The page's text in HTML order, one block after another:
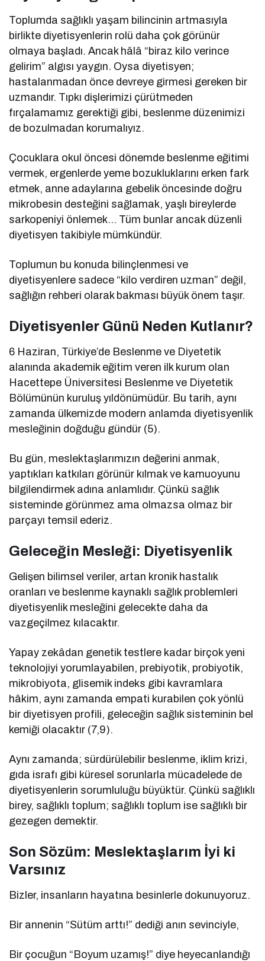
Toplumda sağlıklı yaşam bilincinin artmasıyla
birlikte diyetisyenlerin rolü daha çok görünür
olmaya başladı. Ancak hâlâ “biraz kilo verince
gelirim” algısı yaygın. Oysa diyetisyen;
hastalanmadan önce devreye girmesi gereken bir
uzmandır. Tıpkı dişlerimizi çürütmeden
fırçalamamız gerektiği gibi, beslenme düzenimizi
de bozulmadan korumalıyız.
Çocuklara okul öncesi dönemde beslenme eğitimi
vermek, ergenlerde yeme bozukluklarını erken fark
etmek, anne adaylarına gebelik öncesinde doğru
mikrobesin desteğini sağlamak, yaşlı bireylerde
sarkopeniyi önlemek… Tüm bunlar ancak düzenli
diyetisyen takibiyle mümkündür.
Toplumun bu konuda bilinçlenmesi ve
diyetisyenlere sadece “kilo verdiren uzman” değil,
sağlığın rehberi olarak bakması büyük önem taşır.
Diyetisyenler Günü Neden Kutlanır?
6 Haziran, Türkiye’de Beslenme ve Diyetetik
alanında akademik eğitim veren ilk kurum olan
Hacettepe Üniversitesi Beslenme ve Diyetetik
Bölümünün kuruluş yıldönümüdür. Bu tarih, aynı
zamanda ülkemizde modern anlamda diyetisyenlik
mesleğinin doğduğu gündür (5).
Bu gün, meslektaşlarımızın değerini anmak,
yaptıkları katkıları görünür kılmak ve kamuoyunu
bilgilendirmek adına anlamlıdır. Çünkü sağlık
sisteminde görünmez ama olmazsa olmaz bir
parçayı temsil ederiz.
Geleceğin Mesleği: Diyetisyenlik
Gelişen bilimsel veriler, artan kronik hastalık
oranları ve beslenme kaynaklı sağlık problemleri
diyetisyenlik mesleğini gelecekte daha da
vazgeçilmez kılacaktır.
Yapay zekâdan genetik testlere kadar birçok yeni
teknolojiyi yorumlayabilen, prebiyotik, probiyotik,
mikrobiyota, glisemik indeks gibi kavramlara
hâkim, aynı zamanda empati kurabilen çok yönlü
bir diyetisyen profili, geleceğin sağlık sisteminin bel
kemiği olacaktır (7,9).
Aynı zamanda; sürdürülebilir beslenme, iklim krizi,
gıda israfı gibi küresel sorunlarla mücadelede de
diyetisyenlerin sorumluluğu büyüktür. Çünkü sağlıklı
birey, sağlıklı toplum; sağlıklı toplum ise sağlıklı bir
gezegen demektir.
Son Sözüm: Meslektaşlarım İyi ki
Varsınız
Bizler, insanların hayatına besinlerle dokunuyoruz.
Bir annenin “Sütüm arttı!” dediği anın sevinciyle,
Bir çocuğun “Boyum uzamış!” diye heyecanlandığı